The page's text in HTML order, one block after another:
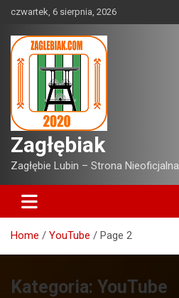
content
czwartek, 6 sierpnia, 2026
Zagłębiak
Zagłębie Lubin – Strona Nieoficjalna
Home YouTube Page 2
Kategoria: YouTube